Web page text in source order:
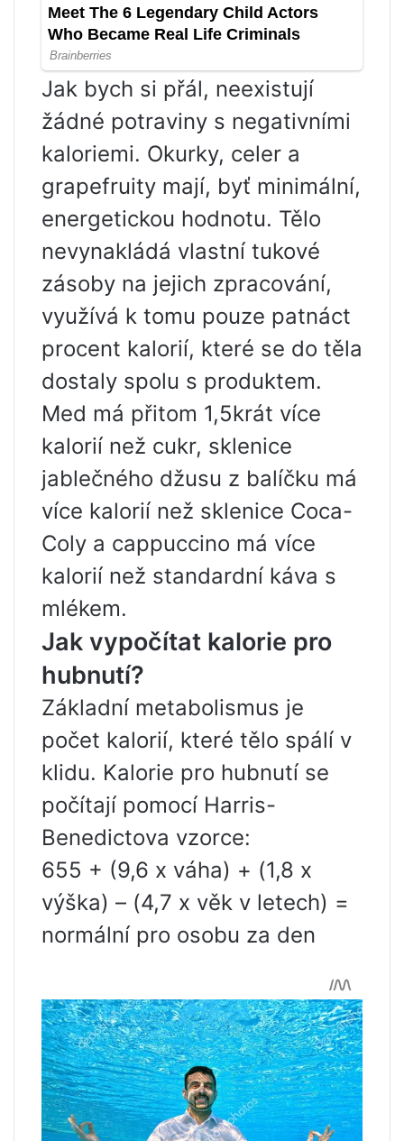
Jak bych si přál, neexistují
žádné potraviny s negativními
kaloriemi. Okurky, celer a
grapefruity mají, byť minimální,
energetickou hodnotu. Tělo
nevynakládá vlastní tukové
zásoby na jejich zpracování,
využívá k tomu pouze patnáct
procent kalorií, které se do těla
dostaly spolu s produktem.
Med má přitom 1,5krát více
kalorií než cukr, sklenice
jablečného džusu z balíčku má
více kalorií než sklenice Coca-
Coly a cappuccino má více
kalorií než standardní káva s
mlékem.
Jak vypočítat kalorie pro
hubnutí?
Základní metabolismus je
počet kalorií, které tělo spálí v
klidu. Kalorie pro hubnutí se
počítají pomocí Harris-
Benedictova vzorce:
655 + (9,6 x váha) + (1,8 x
výška) – (4,7 x věk v letech) =
normální pro osobu za den